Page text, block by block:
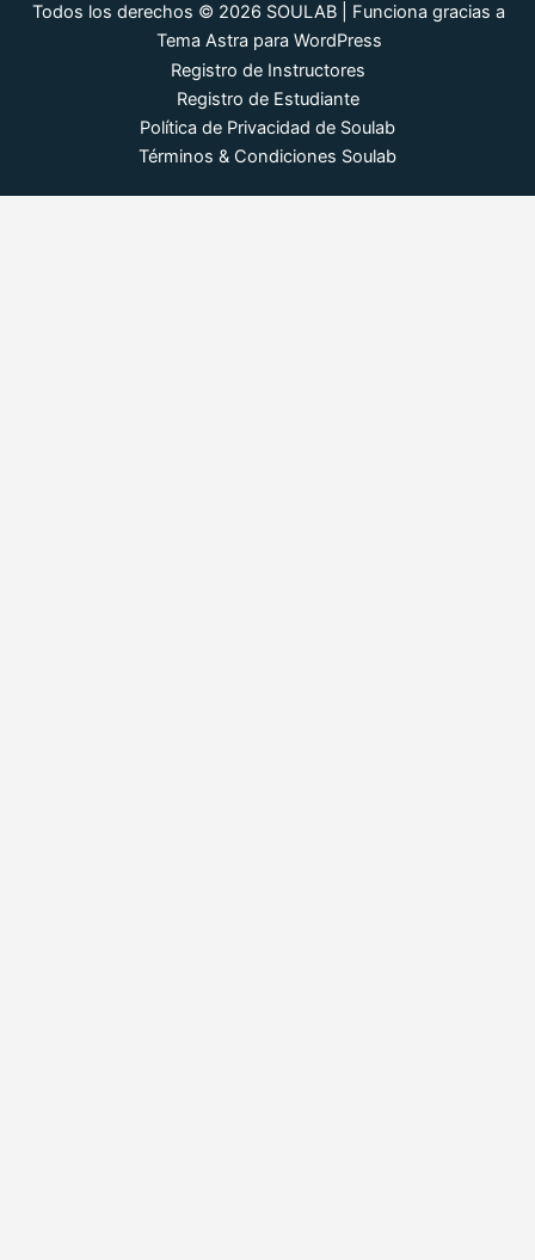
Todos los derechos © 2026 SOULAB | Funciona gracias a
Tema Astra para WordPress
Registro de Instructores
Registro de Estudiante
Política de Privacidad de Soulab
Términos & Condiciones Soulab